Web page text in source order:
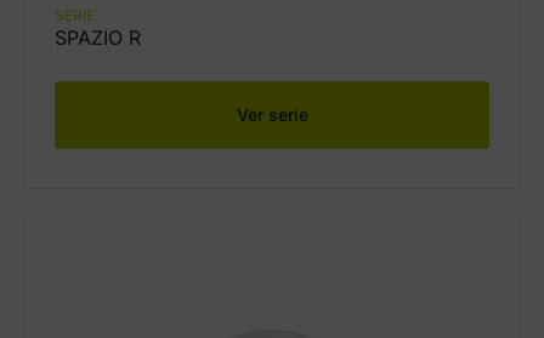
SERIE
SPAZIO R
Ver serie